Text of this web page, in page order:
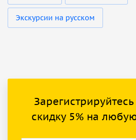
Экскурсии на русском
скидку 5% на